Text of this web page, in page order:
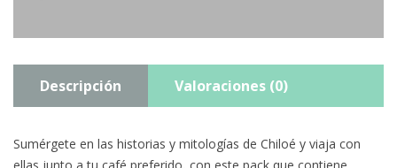
Descripción Valoraciones (0)
Sumérgete en las historias y mitologías de Chiloé y viaja con
ellas junto a tu café preferido, con este pack que contiene